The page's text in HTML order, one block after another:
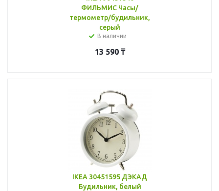
ФИЛЬМИС Часы/
термометр/будильник,
серый
В наличии
13 590₸
IKEA 30451595 ДЭКАД
Будильник, белый